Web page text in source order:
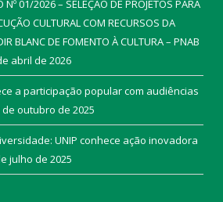
01/2026 – SELEÇÃO DE PROJETOS PARA
CULTURAL COM RECURSOS DA
BLANC DE FOMENTO À CULTURA – PNAB
abril de 2026
a participação popular com audiências
de outubro de 2025
UNIP conhece ação inovadora
julho de 2025